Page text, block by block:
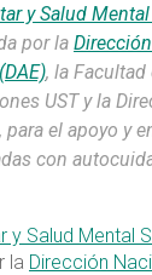
y Salud
por la
, la Facultad
UST y la
el apoyo y
con
y Salud Mental
la Dirección